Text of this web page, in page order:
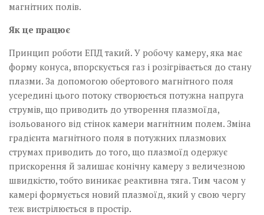
магнітних полів.
Як це працює
Принцип роботи ЕПД такий. У робочу камеру, яка має
форму конуса, впорскується газ і розігрівається до стану
плазми. За допомогою обертового магнітного поля
усередині цього потоку створюється потужна напруга
струмів, що приводить до утворення плазмоїда,
ізольованого від стінок камери магнітним полем. Зміна
градієнта магнітного поля в потужних плазмових
струмах приводить до того, що плазмоїд одержує
прискорення й залишає конічну камеру з величезною
швидкістю, тобто виникає реактивна тяга. Тим часом у
камері формується новий плазмоїд, який у свою чергу
теж вистрілюється в простір.­